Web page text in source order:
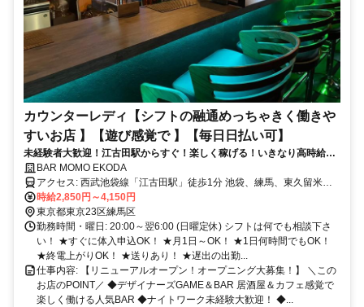
カウンターレディ【シフトの融通めっちゃきく働きや
すいお店 】【遊び感覚で 】【毎日日払い可】
未経験者大歓迎！江古田駅からすぐ！楽しく稼げる！いきなり高時給ス
タートで、タイパも◎
BAR MOMO EKODA
アクセス: 西武池袋線「江古田駅」徒歩1分 池袋、練馬、東久留米、
秋津、所沢、大泉学園、石神井公園、飯能、小手指、桜台、ひばりが
丘からも1本で通いやすいです。
時給2,850円～4,150円
東京都東京23区練馬区
勤務時間・曜日: 20:00～翌6:00 (日曜定休) シフトは何でも相談下さ
い！ ★すぐに体入申込OK！ ★月1日～OK！ ★1日何時間でもOK！
★終電上がりOK！ ★送りあり！ ★遅出の出勤...
仕事内容: 【リニューアルオープン！オープニング大募集！】 ＼この
お店のPOINT／ ◆デザイナーズGAME＆BAR 居酒屋＆カフェ感覚で
楽しく働ける人気BAR ◆ナイトワーク未経験大歓迎！ ◆...